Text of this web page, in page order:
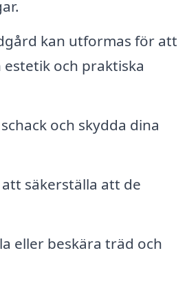
kan utformas för att
och praktiska
och skydda dina
säkerställa att de
eller beskära träd och